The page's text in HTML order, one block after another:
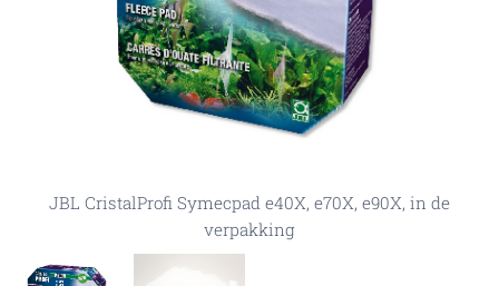
JBL CristalProfi Symecpad e40X, e70X, e90X, in de
verpakking